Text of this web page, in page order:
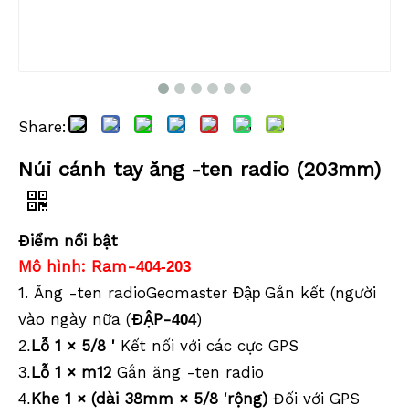
Share:
Núi cánh tay ăng -ten radio (203mm)
Điểm nổi bật
Mô hình: Ram-404-203
1. Ăng -ten radioGeomaster Đập Gắn kết (người
vào ngày nữa (ĐẬP-404)
2.Lỗ 1 × 5/8 ' Kết nối với các cực GPS
3.Lỗ 1 × m12 Gắn ăng -ten radio
4.Khe 1 × (dài 38mm × 5/8 'rộng) Đối với GPS